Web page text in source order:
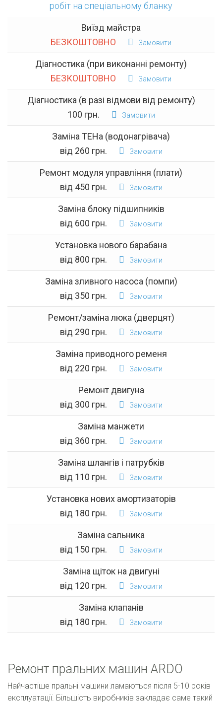
робіт на спеціальному бланку
Виїзд майстра
БЕЗКОШТОВНО
Замовити
Діагностика (при виконанні ремонту)
БЕЗКОШТОВНО
Замовити
Діагностика (в разі відмови від ремонту)
100 грн.
Замовити
Заміна ТЕНа (водонагрівача)
від 260 грн.
Замовити
Ремонт модуля управління (плати)
від 450 грн.
Замовити
Заміна блоку підшипників
від 600 грн.
Замовити
Установка нового барабана
від 800 грн.
Замовити
Заміна зливного насоса (помпи)
від 350 грн.
Замовити
Ремонт/заміна люка (дверцят)
від 290 грн.
Замовити
Заміна приводного ременя
від 220 грн.
Замовити
Ремонт двигуна
від 300 грн.
Замовити
Заміна манжети
від 360 грн.
Замовити
Заміна шлангів і патрубків
від 110 грн.
Замовити
Установка нових амортизаторів
від 180 грн.
Замовити
Заміна сальника
від 150 грн.
Замовити
Заміна щіток на двигуні
від 120 грн.
Замовити
Заміна клапанів
від 180 грн.
Замовити
Ремонт пральних машин ARDO
Найчастіше пральні машини ламаються після 5-10 років
експлуатації. Більшість виробників закладає саме такий